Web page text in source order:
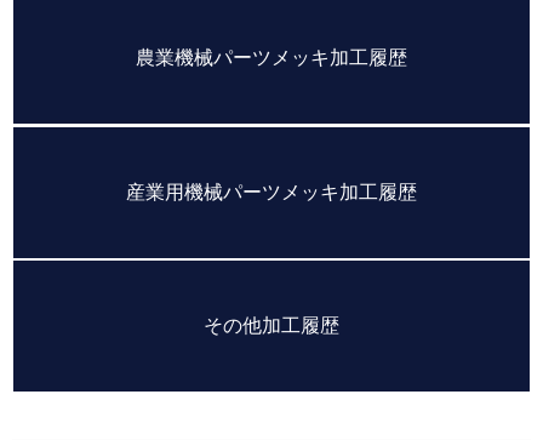
農業機械パーツメッキ加工履歴
産業用機械パーツメッキ加工履歴
その他加工履歴